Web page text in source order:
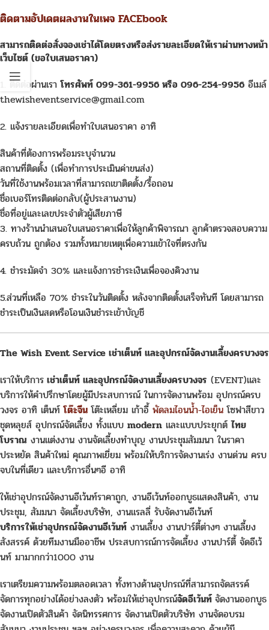
ติดตามอัปเดตผลงานในเพจ FACEbook
สามารถติดต่อสั่งจองเช่าได้โดยตรงหรือส่งรายละเอียดให้เราผ่านทางหน้า
เว็บไซต์ (ขอใบเสนอราคา)
1. ติดต่อผ่านเราโทรศัพท์ 099-361-9956 หรือ 096-254-9956 อีเมล์
thewisheventservice@gmail.com
2. แจ้งรายละเอียดเพื่อทำใบเสนอราคา อาทิ
สินค้าที่ต้องการพร้อมระบุจำนวน
สถานที่ติดตั้ง (เพื่อทำการประเมินค่าขนส่ง)
วันที่ใช้งานพร้อมเวลาที่สามารถเขาติดตั้ง/รื้อถอน
ชื่อเบอร์โทรติดต่อกลับ(ผู้ประสานงาน)
ชื่อที่อยู่และเลขประจำตัวผู้เสียภาษี
3. ทางร้านนำเสนอใบเสนอราคาเพื่อให้ลูกค้าพิจารณา ลูกค้าตรวจสอบความ
ครบถ้วน ถูกต้อง รวมทั้งหมายเหตุเพื่อความเข้าใจที่ตรงกัน
4. ชำระมัดจำ 30% และแจ้งการชำระเงินเพื่อจองคิวงาน
5.ส่วนที่เหลือ 70% ชำระในวันติดตั้ง หลังจากติดตั้งเสร็จทันที โดยสามารถ
ชำระเป็นเงินสดหรือโอนเงินชำระเข้าบัญชี
The Wish Event Service เช่าเต็นท์ และอุปกรณ์จัดงานเลี้ยงครบวงจร
เราให้บริการ เช่าเต็นท์ และอุปกรณ์จัดงานเลี้ยงครบวงจร (EVENT)และ
บริการให้คำปรึกษาโดยผู้มีประสบการณ์ ในการจัดงานพร้อม อุปกรณ์ครบ
วงจร อาทิ เต็นท์โต๊ะจีน โต๊ะเหลี่ยม เก้าอี้ พัดลมไอนน้ำ-ไอเย็น โซฟาสีขาว
ชุดหลุยส์ อุปกรณ์จัดเลี้ยง ทั้งแบบ modern และแบบประยุกต์ไทย
โบราณ งานแต่งงาน งานจัดเลี้ยงทำบุญ งานประชุมสัมมนา ในราคา
ประหยัด สินค้าใหม่ คุณภาพเยี่ยม พร้อมให้บริการจัดงานเร่ง งานด่วน ครบ
จบในที่เดียว และบริการอื่นๆอี อาทิ
ให้เช่าอุปกรณ์จัดงานอีเว้นท์ราคาถูก, งานอีเว้นท์ออกบูธแสดงสินค้า, งาน
ประชุม, สัมมนา จัดเลี้ยงบริษัท, งานแรลลี่ รับจัดงานอีเว้นท์
บริการให้เช่าอุปกรณ์จัดงานอีเว้นท์ งานเลี้ยง งานปาร์ตี้ต่างๆ งานเลี้ยง
สังสรรค์ ด้วยทีมงานมืออาชีพ ประสบการณ์การจัดเลี้ยง งานปาร์ตี้ จัดอีเว้
นท์ มามากกว่า1000 งาน
เราเตรียมความพร้อมตลอดเวลา ทั้งทางด้านอุปกรณ์ที่สามารถจัดสรรค์
จัดการทุกอย่างได้อย่างลงตัว พร้อมให้เช่าอุปกรณ์จัดอีเว้นท์ จัดงานออกบูธ
จัดงานเปิดตัวสินค้า จัดนิทรรศการ จัดงานเปิดตัวบริษัท งานจัดอบรม